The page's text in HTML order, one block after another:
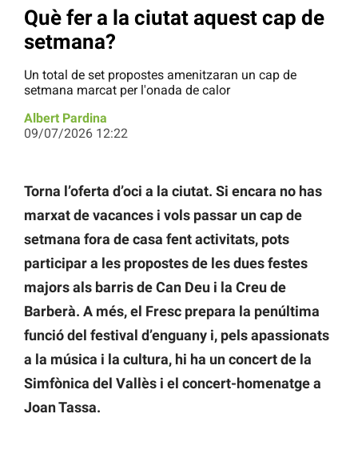
Què fer a la ciutat aquest cap de
setmana?
Un total de set propostes amenitzaran un cap de
setmana marcat per l'onada de calor
Albert Pardina
09/07/2026 12:22
Torna l’oferta d’oci a la ciutat. Si encara no has
marxat de vacances i vols passar un cap de
setmana fora de casa fent activitats, pots
participar a les propostes de les dues festes
majors als barris de Can Deu i la Creu de
Barberà. A més, el Fresc prepara la penúltima
funció del festival d’enguany i, pels apassionats
a la música i la cultura, hi ha un concert de la
Simfònica del Vallès i el concert-homenatge a
Joan Tassa.